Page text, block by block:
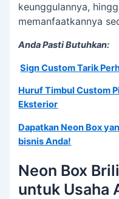
keunggulannya,
memanfaatkannya
Anda Pasti Butuhkan:
Sign Custom Tarik
Huruf Timbul Custom
Eksterior
Dapatkan Neon Box
bisnis Anda!
Neon Box
untuk Usaha